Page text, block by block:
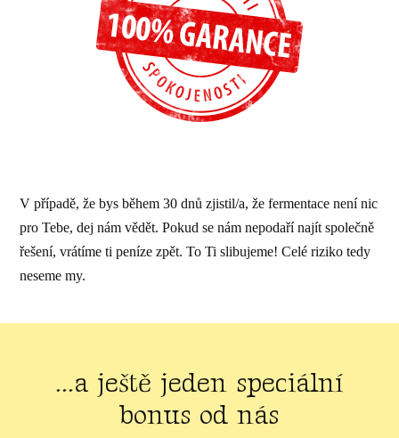
V případě, že bys během 30 dnů zjistil/a, že fermentace není nic
pro Tebe, dej nám vědět. Pokud se nám nepodaří najít společně
řešení, vrátíme ti peníze zpět. To Ti slibujeme! Celé riziko tedy
neseme my.
...a ještě jeden speciální
bonus od nás